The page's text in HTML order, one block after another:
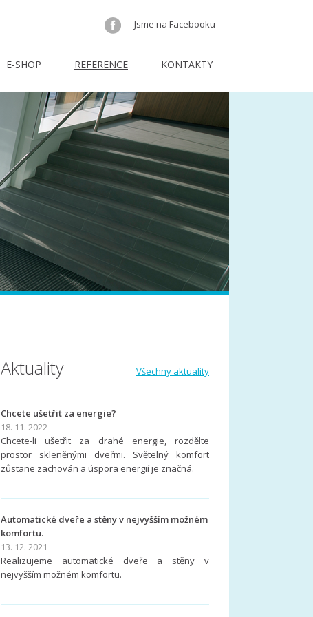
Jsme na Facebooku
E-SHOP REFERENCE KONTAKTY
Aktuality Všechny aktuality
Chcete ušetřit za energie?
18. 11. 2022
Chcete-li ušetřit za drahé energie, rozdělte
prostor skleněnými dveřmi. Světelný komfort
zůstane zachován a úspora energií je značná.
Automatické dveře a stěny v nejvyšším možném
komfortu.
13. 12. 2021
Realizujeme automatické dveře a stěny v
nejvyšším možném komfortu.